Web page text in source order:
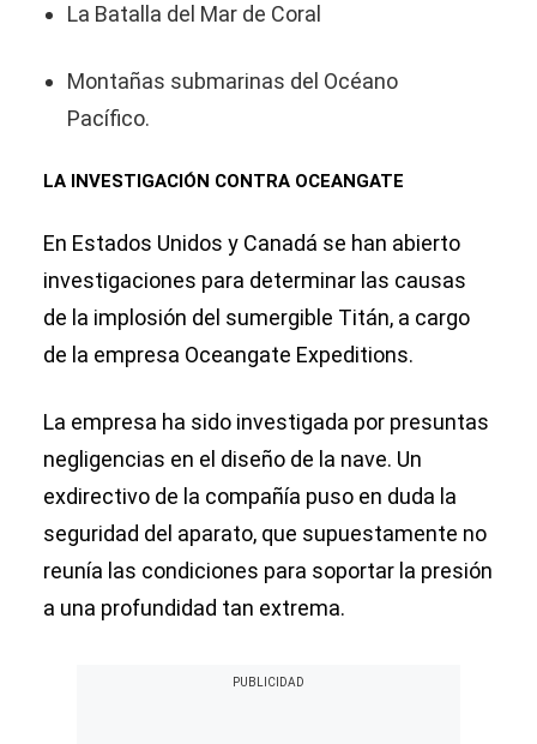
La Batalla del Mar de Coral
Montañas submarinas del Océano
Pacífico.
LA INVESTIGACIÓN CONTRA OCEANGATE
En Estados Unidos y Canadá se han abierto
investigaciones para determinar las causas
de la implosión del sumergible Titán, a cargo
de la empresa Oceangate Expeditions.
La empresa ha sido investigada por presuntas
negligencias en el diseño de la nave. Un
exdirectivo de la compañía puso en duda la
seguridad del aparato, que supuestamente no
reunía las condiciones para soportar la presión
a una profundidad tan extrema.